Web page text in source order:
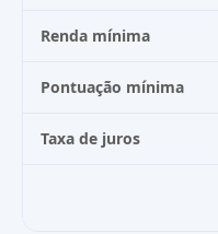
Renda mínima
Pontuação mínima
Taxa de juros